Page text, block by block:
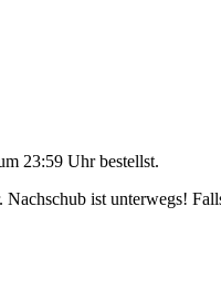
23:59 Uhrbestellst.
ist unterwegs!